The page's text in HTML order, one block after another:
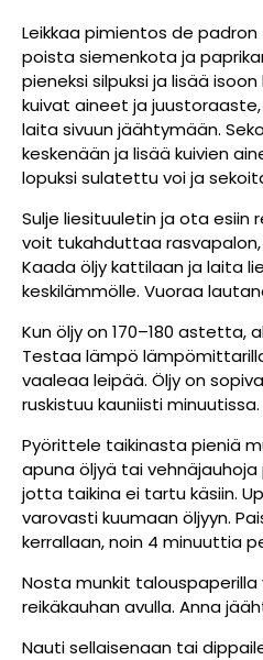
Leikkaa pimientos de
poista siemenkota ja
pieneksi silpuksi ja lisää
kuivat aineet ja
laita sivuun jäähtymään.
keskenään ja lisää kuivien
lopuksi sulatettu voi ja
Sulje liesituuletin ja ota esiin
voit tukahduttaa
Kaada öljy kattilaan ja laita
keskilämmölle. Vuoraa
Kun öljy on 170–180 astetta,
Testaa lämpö
vaaleaa leipää. Öljy on
ruskistuu kauniisti minuutissa.
Pyörittele taikinasta pieniä
apuna öljyä tai
jotta taikina ei tartu käsiin.
varovasti kuumaan öljyyn.
kerrallaan, noin 4 minuuttia
Nosta munkit
reikäkauhan avulla. Anna
Nauti sellaisenaan tai